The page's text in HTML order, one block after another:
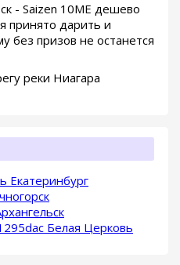
- Saizen 10ME дешево
принято дарить и
без призов не останется
реки Ниагара
Екатеринбург
Белая Церковь